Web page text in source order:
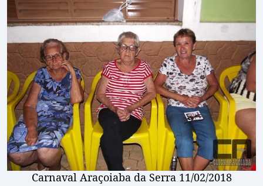
Carnaval Araçoiaba da Serra 11/02/2018